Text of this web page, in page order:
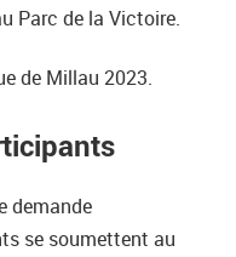
Parc de la Victoire.
de Millau 2023.
demande
se soumettent au